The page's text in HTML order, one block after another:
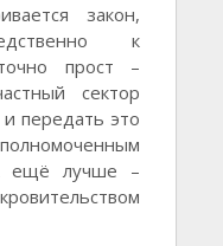
закон,
к
прост –
сектор
передать это
ещё лучше –